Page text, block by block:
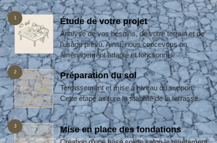
1 Étude de votre projet
Analyse de vos besoins, de votre terrain et de
l’usage prévu. Ainsi, nous concevons un
aménagement adapté et fonctionnel.
2 Préparation du sol
Terrassement et mise à niveau du support.
Cette étape assure la stabilité de la terrasse.
3 Mise en place des fondations